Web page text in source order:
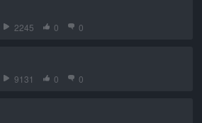
2245 0 0
9131 0 0